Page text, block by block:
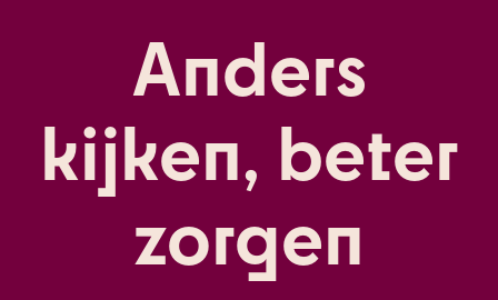
Anders
kijken, beter
zorgen